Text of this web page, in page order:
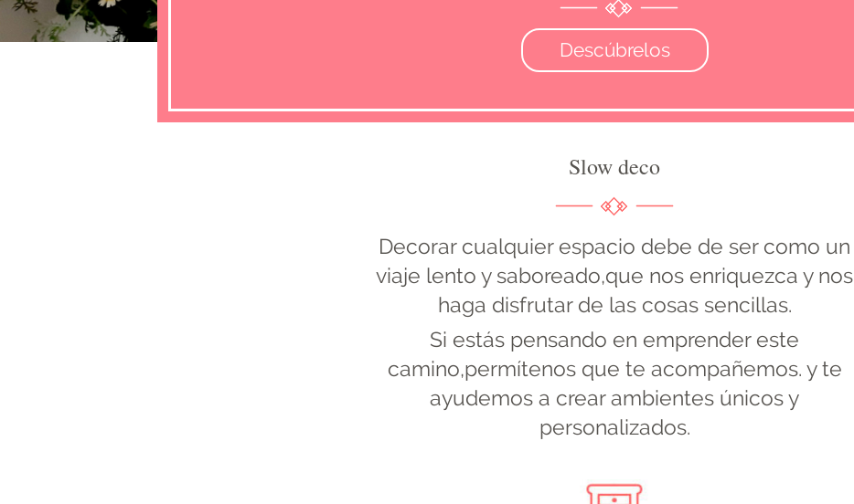
Descúbrelos
Slow deco
Decorar cualquier espacio debe de ser como un
viaje lento y saboreado,que nos enriquezca y nos
haga disfrutar de las cosas sencillas.
Si estás pensando en emprender este
camino,permítenos que te acompañemos. y te
ayudemos a crear ambientes únicos y
personalizados.